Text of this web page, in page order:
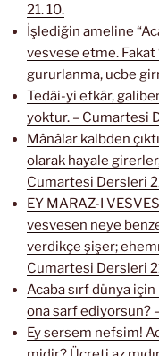
21. 10.
İşlediğin ameline
vesvese etme. Fakat
gururlanma, ucbe
Tedâi-yi efkâr,
yoktur. – Cumartesi
Mânâlar kalbden
olarak hayale
Cumartesi Dersleri
EY MARAZ-I
vesvesen neye
verdikçe şişer;
Cumartesi Dersleri
Acaba sırf dünya
ona sarf ediyorsun?
Ey sersem nefsim!